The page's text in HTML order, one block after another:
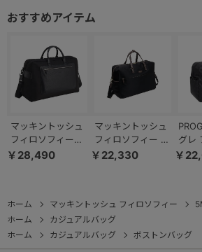
マッキントッシュ
フィロソフィー
5M17 ボストンバ
￥28,490
マッキントッシュ
フィロソフィー ボ
ストンバッグ アメ
￥22,330
グレ
トン
￥
ホーム マッキントッシュ フィロソフィー
ホーム
カジュアルバッグ
ホーム
カジュアルバッグ ボストンバッグ